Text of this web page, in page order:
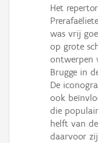
Het
was vrij
op grote
ontwerpen
Brugge in
De
ook
die
helft van
daarvoor